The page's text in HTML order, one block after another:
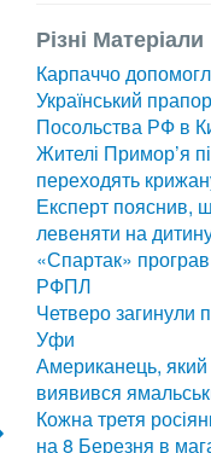
Різні Матеріали
Карпаччо
Український
Посольства РФ в
Жителі Примор’я
переходять
Експерт пояснив,
левеняти на
«Спартак»
РФПЛ
Четверо загинули
Уфи
Американець, який
виявився
Кожна третя
на 8 Березня в